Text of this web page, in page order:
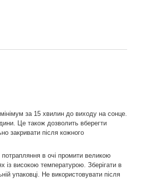
за 15 хвилин до виходу на сонце.
Це також дозволить вберегти
закривати після кожного
в очі промити великою
із високою температурою. Зберігати в
упаковці. Не використовувати після